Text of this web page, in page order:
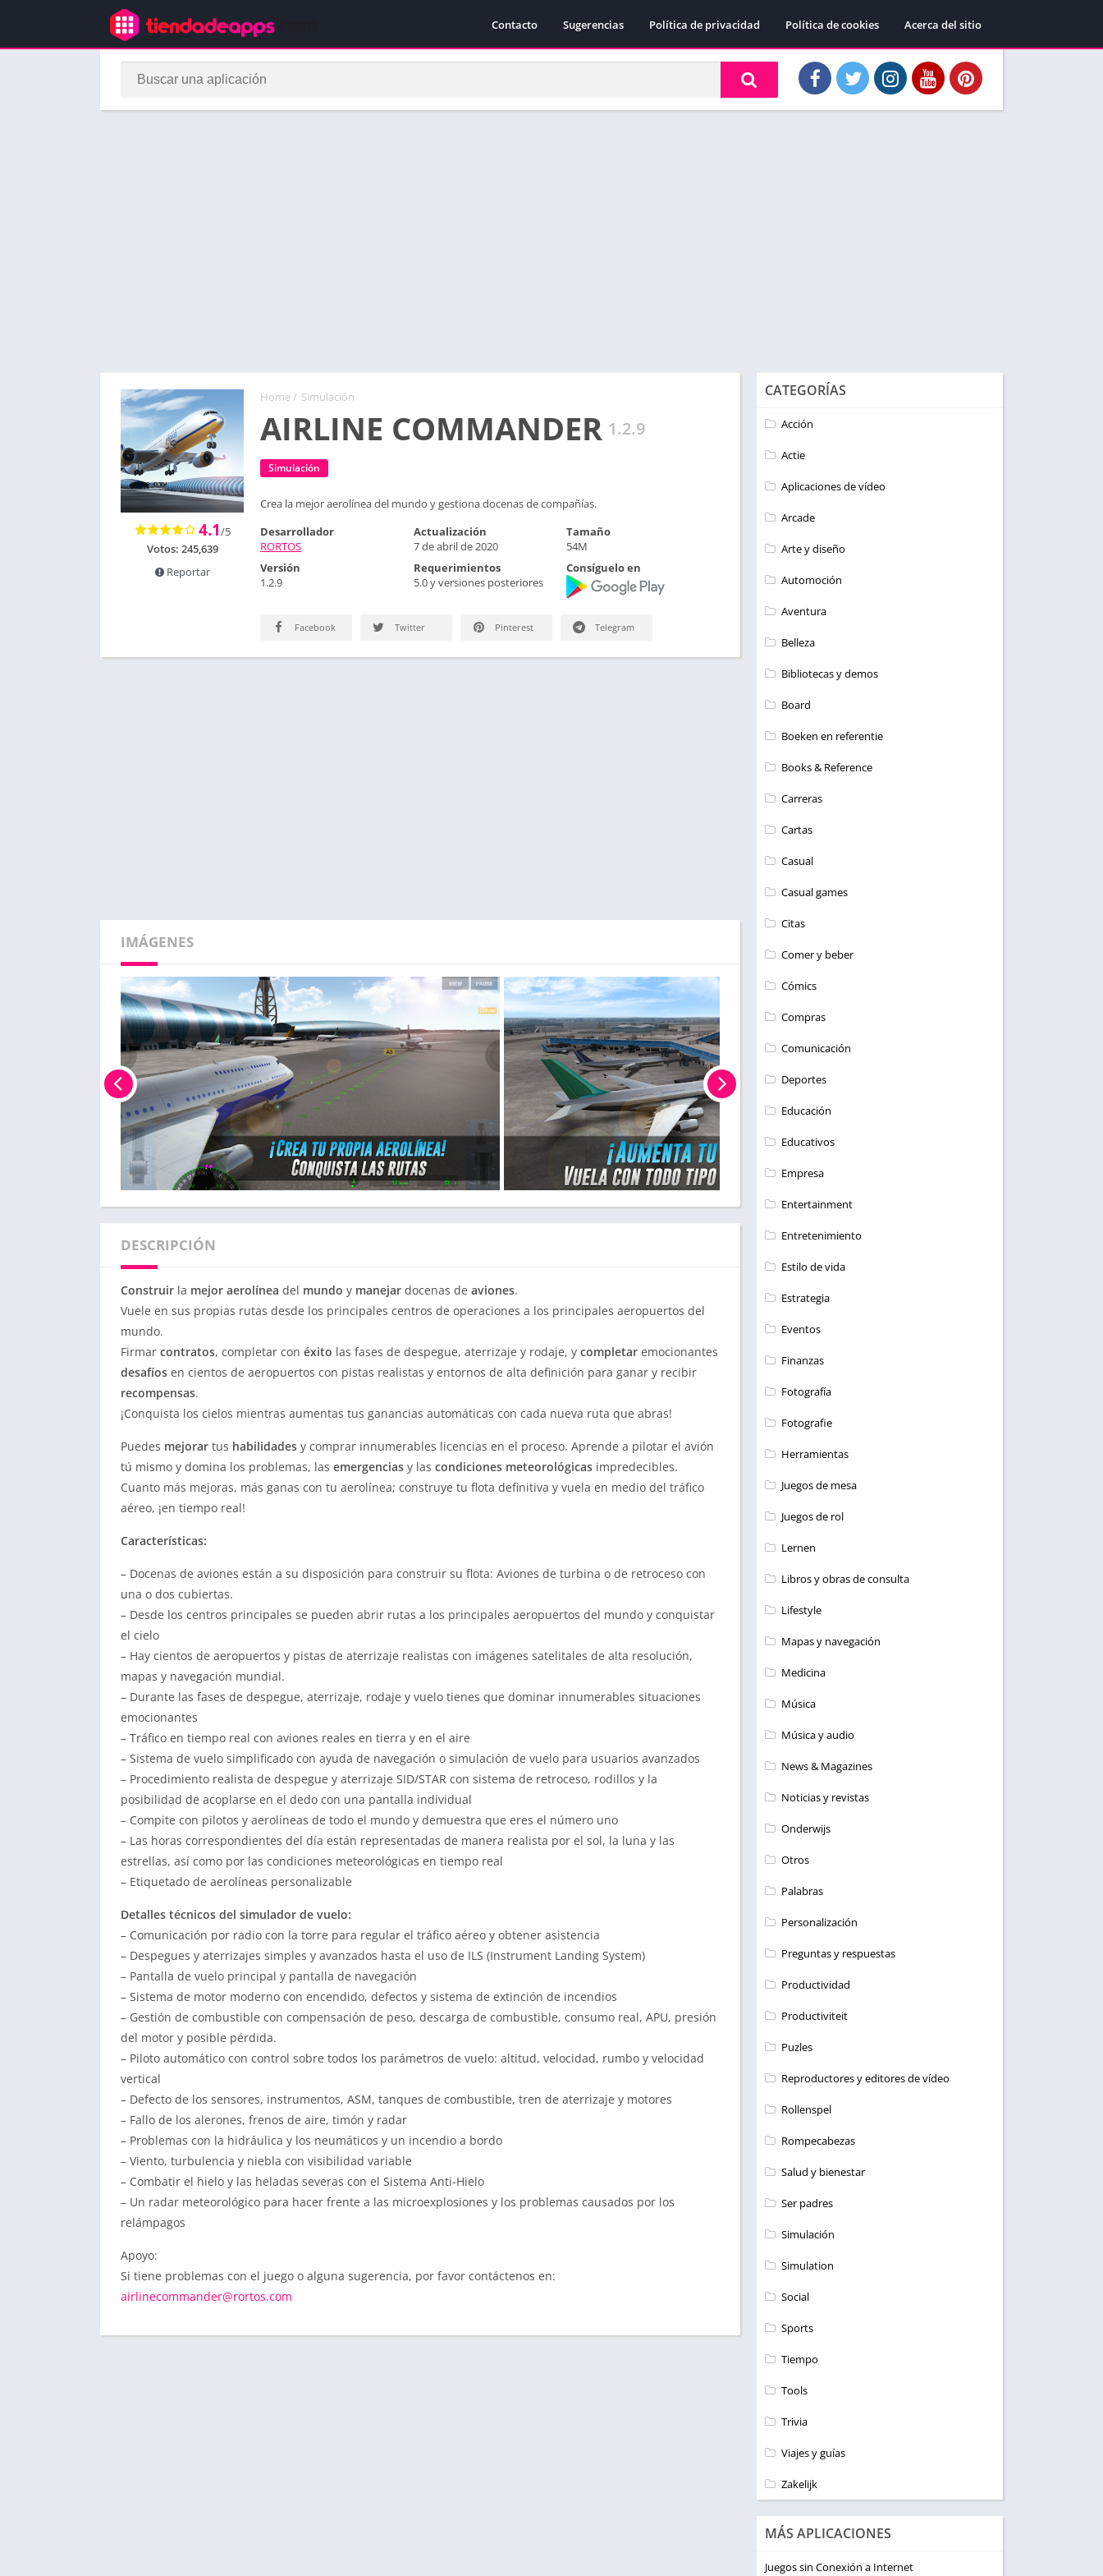
Contacto Sugerencias Política de privacidad Política de cookies Acerca del sitio
Home/ Simulación
AIRLINE COMMANDER 1.2.9
Simulación
Crea la mejor aerolínea del mundo y gestiona docenas de compañías.
4.1/5
Votos: 245,639
Reportar
Desarrollador
RORTOS
Actualización
7 de abril de 2020
Tamaño
54M
Versión
1.2.9
Requerimientos
5.0 y versiones posteriores
Consíguelo en
Facebook Twitter Pinterest Telegram
IMÁGENES
DESCRIPCIÓN
Construir la mejor aerolínea del mundo y manejar docenas de aviones.
Vuele en sus propias rutas desde los principales centros de operaciones a los principales aeropuertos del
mundo.
Firmar contratos, completar con éxito las fases de despegue, aterrizaje y rodaje, y completar emocionantes
desafíos en cientos de aeropuertos con pistas realistas y entornos de alta definición para ganar y recibir
recompensas.
¡Conquista los cielos mientras aumentas tus ganancias automáticas con cada nueva ruta que abras!
Puedes mejorar tus habilidades y comprar innumerables licencias en el proceso. Aprende a pilotar el avión
tú mismo y domina los problemas, las emergencias y las condiciones meteorológicas impredecibles.
Cuanto más mejoras, más ganas con tu aerolínea; construye tu flota definitiva y vuela en medio del tráfico
aéreo, ¡en tiempo real!
Características:
– Docenas de aviones están a su disposición para construir su flota: Aviones de turbina o de retroceso con
una o dos cubiertas.
– Desde los centros principales se pueden abrir rutas a los principales aeropuertos del mundo y conquistar
el cielo
– Hay cientos de aeropuertos y pistas de aterrizaje realistas con imágenes satelitales de alta resolución,
mapas y navegación mundial.
– Durante las fases de despegue, aterrizaje, rodaje y vuelo tienes que dominar innumerables situaciones
emocionantes
– Tráfico en tiempo real con aviones reales en tierra y en el aire
– Sistema de vuelo simplificado con ayuda de navegación o simulación de vuelo para usuarios avanzados
– Procedimiento realista de despegue y aterrizaje SID/STAR con sistema de retroceso, rodillos y la
posibilidad de acoplarse en el dedo con una pantalla individual
– Compite con pilotos y aerolíneas de todo el mundo y demuestra que eres el número uno
– Las horas correspondientes del día están representadas de manera realista por el sol, la luna y las
estrellas, así como por las condiciones meteorológicas en tiempo real
– Etiquetado de aerolíneas personalizable
Detalles técnicos del simulador de vuelo:
– Comunicación por radio con la torre para regular el tráfico aéreo y obtener asistencia
– Despegues y aterrizajes simples y avanzados hasta el uso de ILS (Instrument Landing System)
– Pantalla de vuelo principal y pantalla de navegación
– Sistema de motor moderno con encendido, defectos y sistema de extinción de incendios
– Gestión de combustible con compensación de peso, descarga de combustible, consumo real, APU, presión
del motor y posible pérdida.
– Piloto automático con control sobre todos los parámetros de vuelo: altitud, velocidad, rumbo y velocidad
vertical
– Defecto de los sensores, instrumentos, ASM, tanques de combustible, tren de aterrizaje y motores
– Fallo de los alerones, frenos de aire, timón y radar
– Problemas con la hidráulica y los neumáticos y un incendio a bordo
– Viento, turbulencia y niebla con visibilidad variable
– Combatir el hielo y las heladas severas con el Sistema Anti-Hielo
– Un radar meteorológico para hacer frente a las microexplosiones y los problemas causados por los
relámpagos
Apoyo:
Si tiene problemas con el juego o alguna sugerencia, por favor contáctenos en:
airlinecommander@rortos.com
CATEGORÍAS
Acción
Actie
Aplicaciones de vídeo
Arcade
Arte y diseño
Automoción
Aventura
Belleza
Bibliotecas y demos
Board
Boeken en referentie
Books & Reference
Carreras
Cartas
Casual
Casual games
Citas
Comer y beber
Cómics
Compras
Comunicación
Deportes
Educación
Educativos
Empresa
Entertainment
Entretenimiento
Estilo de vida
Estrategia
Eventos
Finanzas
Fotografía
Fotografie
Herramientas
Juegos de mesa
Juegos de rol
Lernen
Libros y obras de consulta
Lifestyle
Mapas y navegación
Medicina
Música
Música y audio
News & Magazines
Noticias y revistas
Onderwijs
Otros
Palabras
Personalización
Preguntas y respuestas
Productividad
Productiviteit
Puzles
Reproductores y editores de vídeo
Rollenspel
Rompecabezas
Salud y bienestar
Ser padres
Simulación
Simulation
Social
Sports
Tiempo
Tools
Trivia
Viajes y guías
Zakelijk
MÁS APLICACIONES
Juegos sin Conexión a Internet